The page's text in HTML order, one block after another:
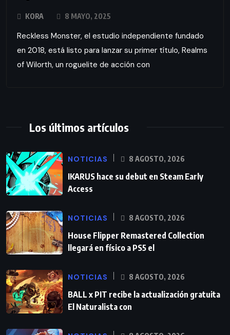
KORA 8 MAYO, 2025
Reckless Monster, el estudio independiente fundado
en 2018, está listo para lanzar su primer título, Realms
of Wilorth, un roguelite de acción con
Los últimos artículos
NOTICIAS 8 AGOSTO, 2026
IKARUS hace su debut en Steam Early
Access
NOTICIAS 8 AGOSTO, 2026
House Flipper Remastered Collection
llegará en físico a PS5 el
NOTICIAS 8 AGOSTO, 2026
BALL x PIT recibe la actualización gratuita
El Naturalista con